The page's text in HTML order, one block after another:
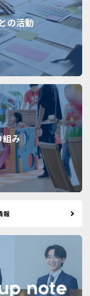
の活動
組み
報